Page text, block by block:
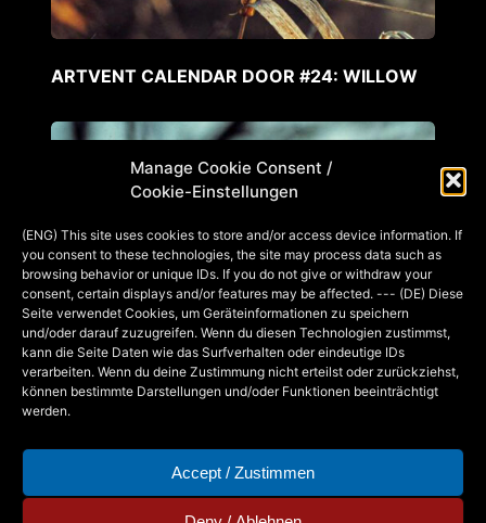
Manage Cookie Consent /
Cookie-Einstellungen
(ENG) This site uses cookies to store and/or access device information. If
you consent to these technologies, the site may process data such as
browsing behavior or unique IDs. If you do not give or withdraw your
consent, certain displays and/or features may be affected. --- (DE) Diese
Seite verwendet Cookies, um Geräteinformationen zu speichern
und/oder darauf zuzugreifen. Wenn du diesen Technologien zustimmst,
kann die Seite Daten wie das Surfverhalten oder eindeutige IDs
verarbeiten. Wenn du deine Zustimmung nicht erteilst oder zurückziehst,
können bestimmte Darstellungen und/oder Funktionen beeinträchtigt
werden.
Accept / Zustimmen
ARTVENT CALENDAR DOOR #24: WILLOW